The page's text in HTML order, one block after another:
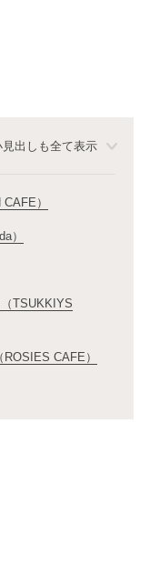
見出しも全て表示
）
）
TSUKKIYS
CAFE）